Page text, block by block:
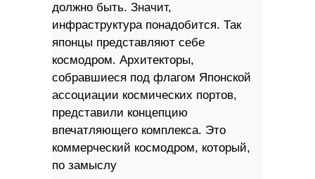
должно быть. Значит,
инфраструктура понадобится. Так
японцы представляют себе
космодром. Архитекторы,
собравшиеся под флагом Японской
ассоциации космических портов,
представили концепцию
впечатляющего комплекса. Это
коммерческий космодром, который,
по замыслу